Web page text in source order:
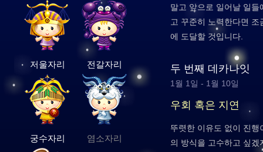
저울자리 전갈자리
궁수자리 염소자리
말고 앞으로 일어날 일
고 꾸준히 노력한다면
에 도달할 것입니다.
두 번째 데카나잇
1월 1일 - 1월 10일
우회 혹은 지연
뚜렷한 이유도 없이 진
의 방식을 고수하고 싶